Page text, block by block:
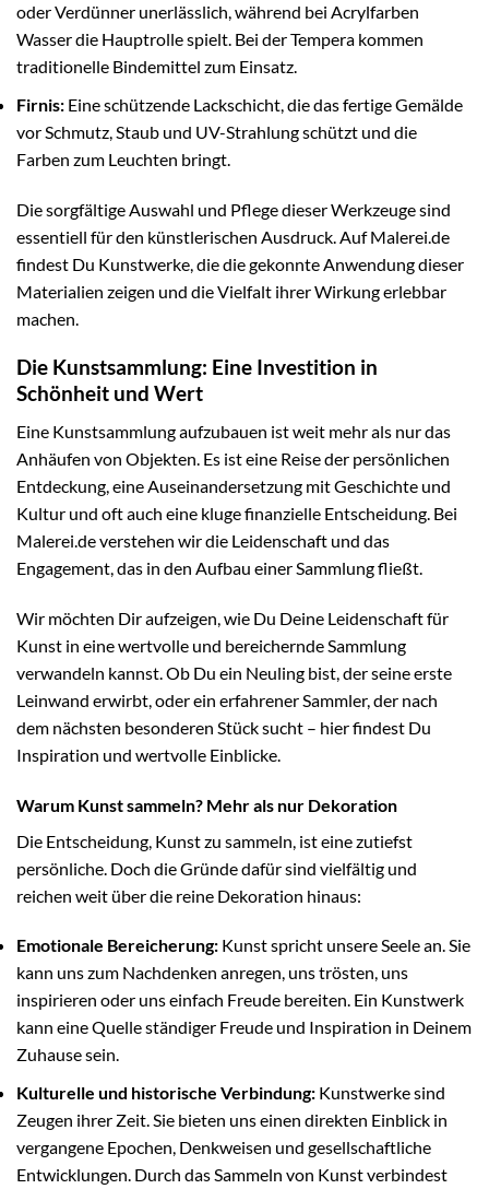
oder Verdünner unerlässlich, während bei Acrylfarben
Wasser die Hauptrolle spielt. Bei der Tempera kommen
traditionelle Bindemittel zum Einsatz.
Firnis: Eine schützende Lackschicht, die das fertige Gemälde
vor Schmutz, Staub und UV-Strahlung schützt und die
Farben zum Leuchten bringt.
Die sorgfältige Auswahl und Pflege dieser Werkzeuge sind
essentiell für den künstlerischen Ausdruck. Auf Malerei.de
findest Du Kunstwerke, die die gekonnte Anwendung dieser
Materialien zeigen und die Vielfalt ihrer Wirkung erlebbar
machen.
Die Kunstsammlung: Eine Investition in
Schönheit und Wert
Eine Kunstsammlung aufzubauen ist weit mehr als nur das
Anhäufen von Objekten. Es ist eine Reise der persönlichen
Entdeckung, eine Auseinandersetzung mit Geschichte und
Kultur und oft auch eine kluge finanzielle Entscheidung. Bei
Malerei.de verstehen wir die Leidenschaft und das
Engagement, das in den Aufbau einer Sammlung fließt.
Wir möchten Dir aufzeigen, wie Du Deine Leidenschaft für
Kunst in eine wertvolle und bereichernde Sammlung
verwandeln kannst. Ob Du ein Neuling bist, der seine erste
Leinwand erwirbt, oder ein erfahrener Sammler, der nach
dem nächsten besonderen Stück sucht – hier findest Du
Inspiration und wertvolle Einblicke.
Warum Kunst sammeln? Mehr als nur Dekoration
Die Entscheidung, Kunst zu sammeln, ist eine zutiefst
persönliche. Doch die Gründe dafür sind vielfältig und
reichen weit über die reine Dekoration hinaus:
Emotionale Bereicherung: Kunst spricht unsere Seele an. Sie
kann uns zum Nachdenken anregen, uns trösten, uns
inspirieren oder uns einfach Freude bereiten. Ein Kunstwerk
kann eine Quelle ständiger Freude und Inspiration in Deinem
Zuhause sein.
Kulturelle und historische Verbindung: Kunstwerke sind
Zeugen ihrer Zeit. Sie bieten uns einen direkten Einblick in
vergangene Epochen, Denkweisen und gesellschaftliche
Entwicklungen. Durch das Sammeln von Kunst verbindest